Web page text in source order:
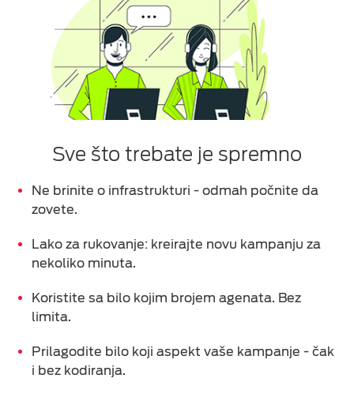
Time Tracking
Protos
Cloud Call Centar
Sve što trebate je spremno
Ne brinite o infrastrukturi - odmah počnite da
zovete.
Lako za rukovanje: kreirajte novu kampanju za
nekoliko minuta.
Koristite sa bilo kojim brojem agenata. Bez
limita.
Prilagodite bilo koji aspekt vaše kampanje - čak
i bez kodiranja.